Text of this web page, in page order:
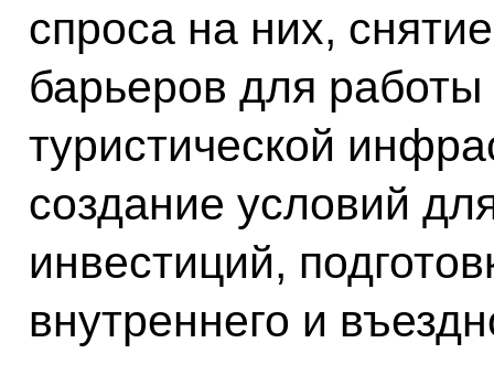
спроса на них,
барьеров для
туристической
создание условий
инвестиций,
внутреннего и